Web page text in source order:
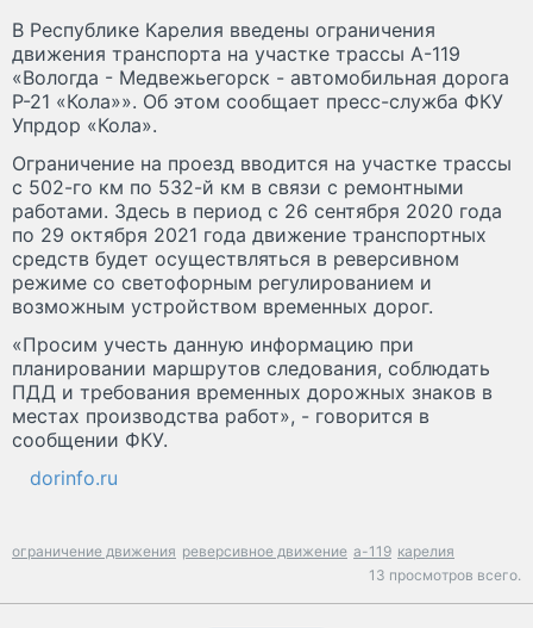
В Республике Карелия введены ограничения
движения транспорта на участке трассы А-119
«Вологда - Медвежьегорск - автомобильная дорога
Р-21 «Кола»». Об этом сообщает пресс-служба ФКУ
Упрдор «Кола».
Ограничение на проезд вводится на участке трассы
с 502-го км по 532-й км в связи с ремонтными
работами. Здесь в период с 26 сентября 2020 года
по 29 октября 2021 года движение транспортных
средств будет осуществляться в реверсивном
режиме со светофорным регулированием и
возможным устройством временных дорог.
«Просим учесть данную информацию при
планировании маршрутов следования, соблюдать
ПДД и требования временных дорожных знаков в
местах производства работ», - говорится в
сообщении ФКУ.
dorinfo.ru
ограничение движения реверсивное движение а-119 карелия
13 просмотров всего.